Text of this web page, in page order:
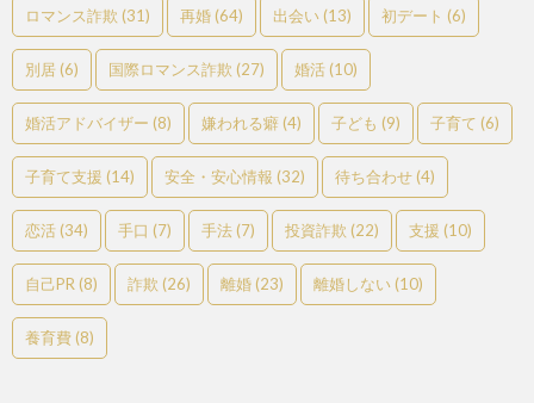
ロマンス詐欺 (31) 再婚 (64) 出会い (13) 初デート (6)
別居 (6) 国際ロマンス詐欺 (27) 婚活 (10)
婚活アドバイザー (8) 嫌われる癖 (4) 子ども (9) 子育て (6)
子育て支援 (14) 安全・安心情報 (32) 待ち合わせ (4)
恋活 (34) 手口 (7) 手法 (7) 投資詐欺 (22) 支援 (10)
自己PR (8) 詐欺 (26) 離婚 (23) 離婚しない (10)
養育費 (8)